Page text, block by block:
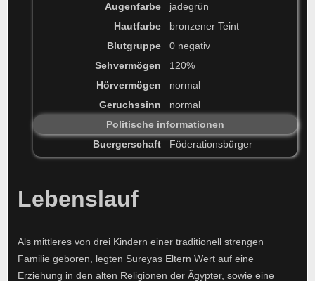
Augenfarbe
jadegrün
Hautfarbe
bronzener Teint
Blutgruppe
0 negativ
Sehvermögen
120%
Hörvermögen
normal
Geruchssinn
normal
Politische informationen
Buergerschaft
Föderationsbürger
Lebenslauf
Als mittleres von drei Kindern einer traditionell strengen
Familie geboren, legten Sureyas Eltern Wert auf eine
Erziehung in den alten Religionen der Ägypter, sowie eine